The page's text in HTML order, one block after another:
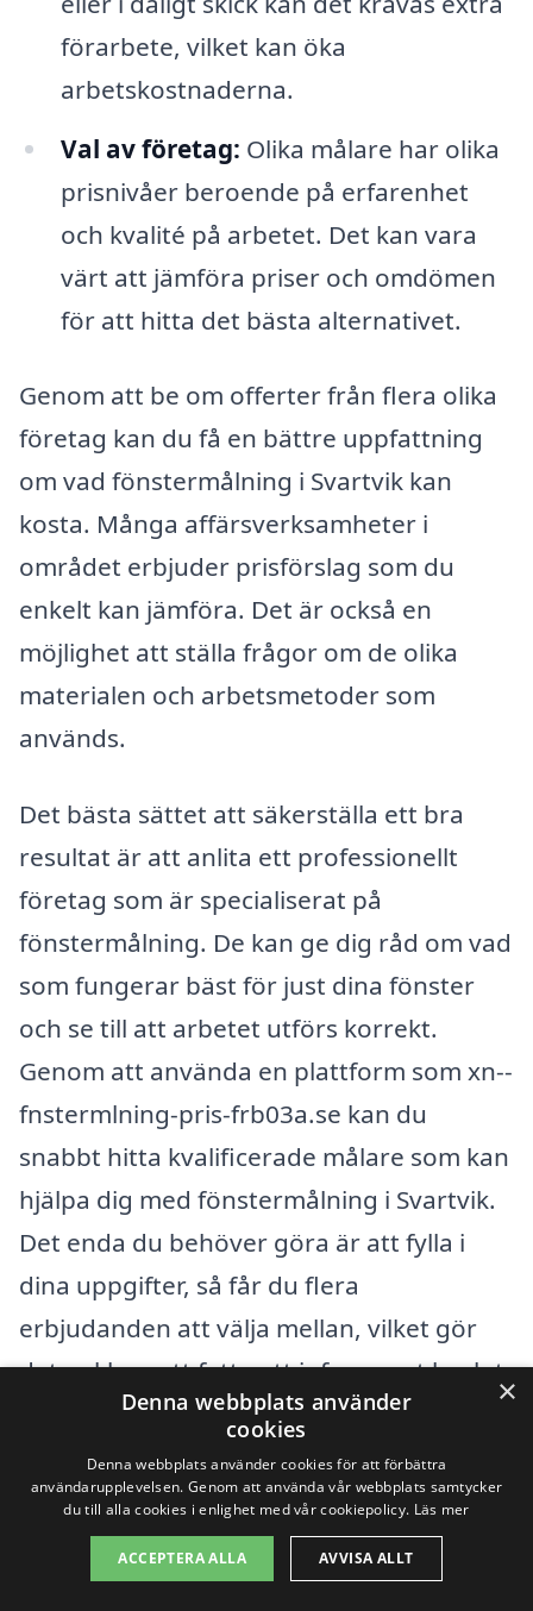
förarbete, vilket kan öka
arbetskostnaderna.
Val av företag: Olika målare har olika
prisnivåer beroende på erfarenhet
och kvalité på arbetet. Det kan vara
värt att jämföra priser och omdömen
för att hitta det bästa alternativet.
Genom att be om offerter från flera olika
företag kan du få en bättre uppfattning
om vad fönstermålning i Svartvik kan
kosta. Många affärsverksamheter i
området erbjuder prisförslag som du
enkelt kan jämföra. Det är också en
möjlighet att ställa frågor om de olika
materialen och arbetsmetoder som
används.
Det bästa sättet att säkerställa ett bra
resultat är att anlita ett professionellt
företag som är specialiserat på
fönstermålning. De kan ge dig råd om vad
som fungerar bäst för just dina fönster
och se till att arbetet utförs korrekt.
Genom att använda en plattform som xn--
fnstermlning-pris-frb03a.se kan du
snabbt hitta kvalificerade målare som kan
hjälpa dig med fönstermålning i Svartvik.
Det enda du behöver göra är att fylla i
dina uppgifter, så får du flera
erbjudanden att välja mellan, vilket gör
det enklare att fatta ett informerat beslut.
Få 3 erbjudanden, gratis och utan
förpliktelser
×
Denna webbplats använder
cookies
Denna webbplats använder cookies för att förbättra
användarupplevelsen. Genom att använda vår webbplats samtycker
du till alla cookies i enlighet med vår cookiepolicy. Läs mer
ACCEPTERA ALLA AVVISA ALLT